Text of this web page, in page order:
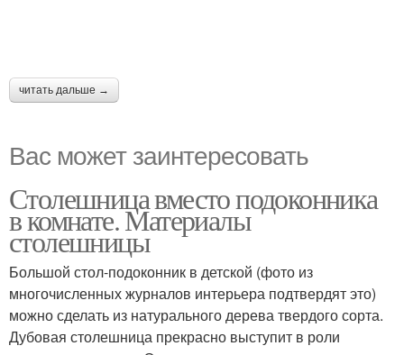
читать дальше →
Вас может заинтересовать
Столешница вместо подоконника
в комнате. Материалы
столешницы
Большой стол-подоконник в детской (фото из
многочисленных журналов интерьера подтвердят это)
можно сделать из натурального дерева твердого сорта.
Дубовая столешница прекрасно выступит в роли